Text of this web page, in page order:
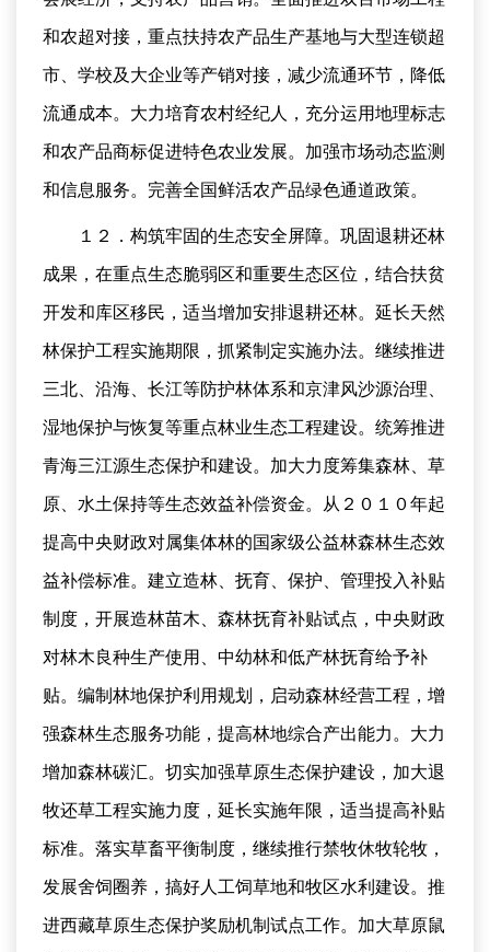
和农超对接，重点扶持农产品生产基地与大型连锁超
市、学校及大企业等产销对接，减少流通环节，降低
流通成本。大力培育农村经纪人，充分运用地理标志
和农产品商标促进特色农业发展。加强市场动态监测
和信息服务。完善全国鲜活农产品绿色通道政策。
１２．构筑牢固的生态安全屏障。巩固退耕还林
成果，在重点生态脆弱区和重要生态区位，结合扶贫
开发和库区移民，适当增加安排退耕还林。延长天然
林保护工程实施期限，抓紧制定实施办法。继续推进
三北、沿海、长江等防护林体系和京津风沙源治理、
湿地保护与恢复等重点林业生态工程建设。统筹推进
青海三江源生态保护和建设。加大力度筹集森林、草
原、水土保持等生态效益补偿资金。从２０１０年起
提高中央财政对属集体林的国家级公益林森林生态效
益补偿标准。建立造林、抚育、保护、管理投入补贴
制度，开展造林苗木、森林抚育补贴试点，中央财政
对林木良种生产使用、中幼林和低产林抚育给予补
贴。编制林地保护利用规划，启动森林经营工程，增
强森林生态服务功能，提高林地综合产出能力。大力
增加森林碳汇。切实加强草原生态保护建设，加大退
牧还草工程实施力度，延长实施年限，适当提高补贴
标准。落实草畜平衡制度，继续推行禁牧休牧轮牧，
发展舍饲圈养，搞好人工饲草地和牧区水利建设。推
进西藏草原生态保护奖励机制试点工作。加大草原鼠